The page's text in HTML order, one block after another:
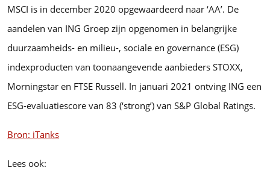
MSCI is in december 2020 opgewaardeerd naar ‘AA’. De
aandelen van ING Groep zijn opgenomen in belangrijke
duurzaamheids- en milieu-, sociale en governance (ESG)
indexproducten van toonaangevende aanbieders STOXX,
Morningstar en FTSE Russell. In januari 2021 ontving ING een
ESG-evaluatiescore van 83 (‘strong’) van S&P Global Ratings.
Bron: iTanks
Lees ook: